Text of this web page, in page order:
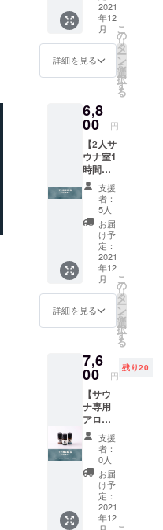
が深く
落ち着
く大自
然の香
り
んが1つ
ずつ丁
寧にハ
ンドメ
イドで
作られ
たサウ
トで
す。 初
回限定
色でお
届けい
たしま
す。 素
材：
綿 サ
イズ：
フリー
サイズ
（周囲
62cm,
17.5cm,
ツバ
2021
年12
月
詳細を見る
こ
の
リ
タ
ー
ン
を
選
択
す
る
6,8
00 円
【2人サ
ウナ室1
時間利
用権】
（同性
のみ）
※販売価
格より
10-20％
引き ※
有効期
OPEN
より1年
※2人用
室で同
利用可
能で
す。 ク
ラウド
ファン
ディン
グ限定
で値下
げさせ
ていた
だいて
おりま
す。
支援
者：
5人
お届
け予
定：
2021
年12
月
詳細を見る
こ
の
リ
タ
ー
ン
を
選
択
す
る
7,6
00 円
残り20
【サウ
ナ専用
アロマ3
種セッ
ト(各
5ml)】+
【サウ
ナ1時間
利用
権】
（送料
支援
者：
0人
お届
け予
定：
2021
年12